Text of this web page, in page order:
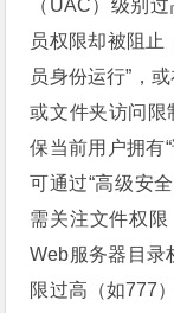
（UAC）级别
员权限却被阻止
员身份运行”，
或文件夹访问限
保当前用户拥有
可通过“高级安
需关注文件权
Web服务器目录
限过高（如777